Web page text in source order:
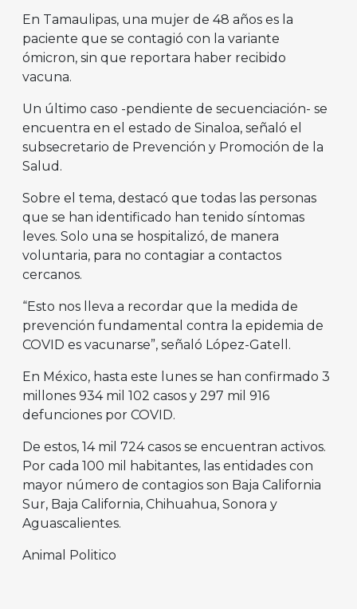
En Tamaulipas, una mujer de 48 años es la
paciente que se contagió con la variante
ómicron, sin que reportara haber recibido
vacuna.
Un último caso -pendiente de secuenciación- se
encuentra en el estado de Sinaloa, señaló el
subsecretario de Prevención y Promoción de la
Salud.
Sobre el tema, destacó que todas las personas
que se han identificado han tenido síntomas
leves. Solo una se hospitalizó, de manera
voluntaria, para no contagiar a contactos
cercanos.
“Esto nos lleva a recordar que la medida de
prevención fundamental contra la epidemia de
COVID es vacunarse”, señaló López-Gatell.
En México, hasta este lunes se han confirmado 3
millones 934 mil 102 casos y 297 mil 916
defunciones por COVID.
De estos, 14 mil 724 casos se encuentran activos.
Por cada 100 mil habitantes, las entidades con
mayor número de contagios son Baja California
Sur, Baja California, Chihuahua, Sonora y
Aguascalientes.
Animal Politico